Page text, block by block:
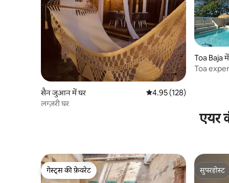
सैन जुआन में घर औसत रेटिंग 5 में से 4.95, 128
4.95 (128)
लग्ज़री घर
Toa Baja
Toa
एयर
गेस्ट्स की फ़ेवरेट
गेस्ट्स की फ़ेवरेट
सुपरहोस्ट
सुपरहोस्ट